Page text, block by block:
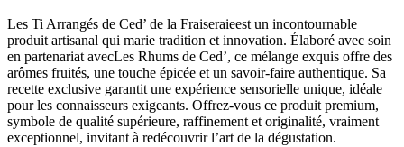
Les Ti Arrangés de Ced’ de la Fraiseraieest un incontournable
produit artisanal qui marie tradition et innovation. Élaboré avec soin
en partenariat avecLes Rhums de Ced’, ce mélange exquis offre des
arômes fruités, une touche épicée et un savoir-faire authentique. Sa
recette exclusive garantit une expérience sensorielle unique, idéale
pour les connaisseurs exigeants. Offrez-vous ce produit premium,
symbole de qualité supérieure, raffinement et originalité, vraiment
exceptionnel, invitant à redécouvrir l’art de la dégustation.